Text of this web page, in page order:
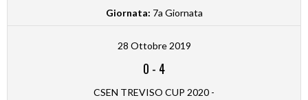
Giornata: 7a Giornata
28 Ottobre 2019
0 - 4
CSEN TREVISO CUP 2020 -